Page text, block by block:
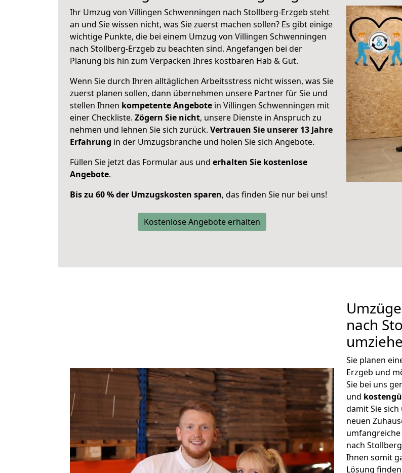
Ihr Umzug von Villingen Schwenningen nach Stollberg-Erzgeb steht
an und Sie wissen nicht, was Sie zuerst machen sollen? Es gibt einige
wichtige Punkte, die bei einem Umzug von Villingen Schwenningen
nach Stollberg-Erzgeb zu beachten sind. Angefangen bei der
Planung bis hin zum Verpacken Ihres kostbaren Hab & Gut.
Wenn Sie durch Ihren alltäglichen Arbeitsstress nicht wissen, was Sie
zuerst planen sollen, dann übernehmen unsere Partner für Sie und
stellen Ihnen kompetente Angebote in Villingen Schwenningen mit
einer Checkliste. Zögern Sie nicht, unsere Dienste in Anspruch zu
nehmen und lehnen Sie sich zurück. Vertrauen Sie unserer 13 Jahre
Erfahrung in der Umzugsbranche und holen Sie sich Angebote.
Füllen Sie jetzt das Formular aus und erhalten Sie kostenlose
Angebote.
Bis zu 60 % der Umzugskosten sparen, das finden Sie nur bei uns!
Kostenlose Angebote erhalten
nach
Sie planen
Erzgeb und
Sie bei uns
und
damit Sie
neuen
nach
Ihnen somit
Lösung